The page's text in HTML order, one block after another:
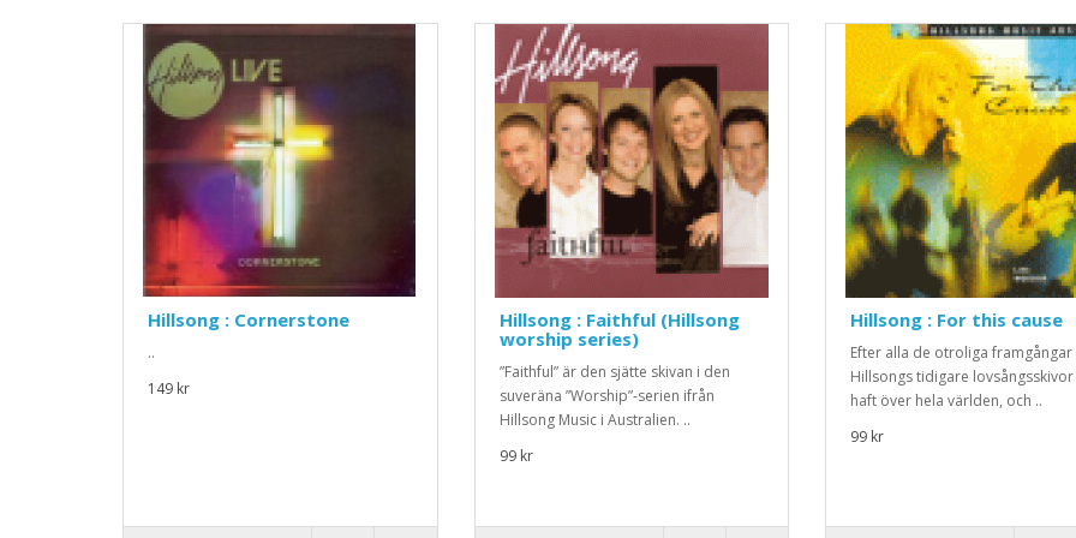
Hillsong : Cornerstone
..
149 kr
Hillsong : Faithful (Hillsong
worship series)
”Faithful” är den sjätte skivan i den
suveräna ”Worship”-serien ifrån
Hillsong Music i Australien. ..
99 kr
Hillsong : For this cause
Efter alla de otroliga framgångar
Hillsongs tidigare
haft över hela världen, och ..
99 kr